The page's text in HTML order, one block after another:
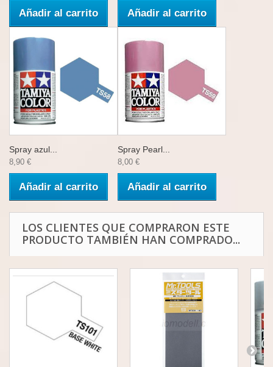
Añadir al carrito Añadir al carrito
Spray azul...
8,90 €
Añadir al carrito
Spray Pearl...
8,00 €
Añadir al carrito
LOS CLIENTES QUE COMPRARON ESTE
PRODUCTO TAMBIÉN HAN COMPRADO...